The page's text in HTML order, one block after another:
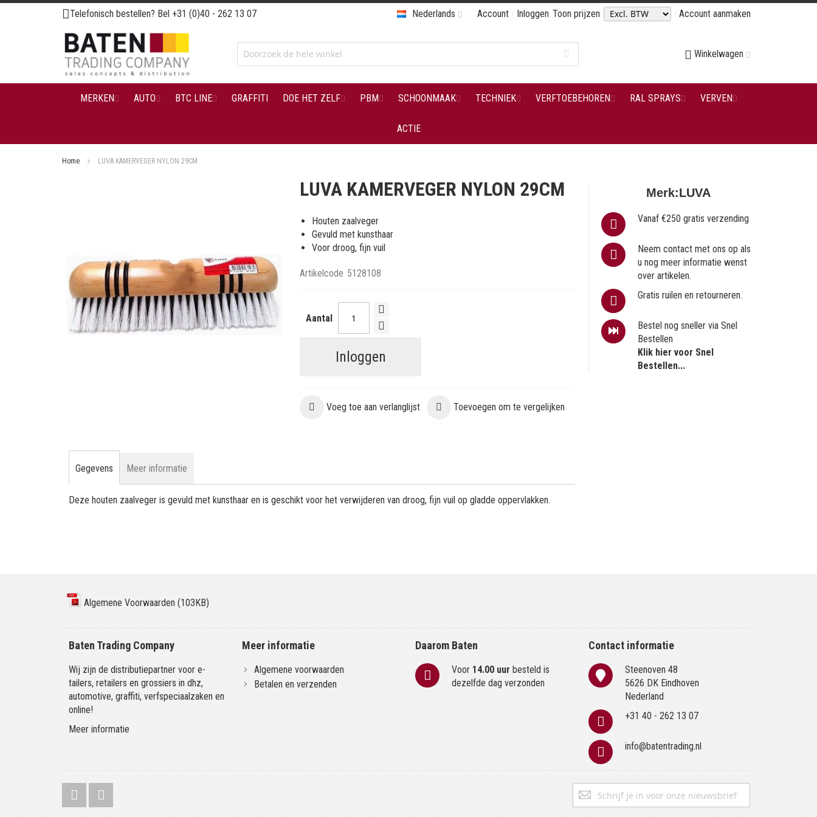
Ga
naar
de
inhoud
Telefonisch bestellen? Bel +31 (0)40 - 262 13 07 Account Inloggen Toon prijzen Account aanmaken
Nederlands
Winkelwagen
MERKEN AUTO BTC LINE GRAFFITI DOE HET ZELF PBM SCHOONMAAK TECHNIEK VERFTOEBEHOREN RAL SPRAYS VERVEN
ACTIE
Home LUVA KAMERVEGER NYLON 29CM
afbeeldingen-
gallerij
begin
gallerij
LUVA KAMERVEGER NYLON 29CM
Houten zaalveger
Gevuld met kunsthaar
Voor droog, fijn vuil
Artikelcode 5128108
Aantal
Inloggen
Voeg toe aan verlanglijst Toevoegen om te vergelijken
Merk:LUVA
Vanaf €250 gratis verzending
Neem contact met ons op als
u nog meer informatie wenst
over artikelen.
Gratis ruilen en retourneren.
Bestel nog sneller via Snel
Bestellen
Klik hier voor Snel
Bestellen...
Gegevens
Deze houten zaalveger is gevuld met kunsthaar en is geschikt voor het verwijderen van droog, fijn vuil op gladde oppervlakken.
Meer informatie
Algemene Voorwaarden (103KB)
Baten Trading Company
Wij zijn de distributiepartner voor e-
tailers, retailers en grossiers in dhz,
automotive, graffiti, verfspeciaalzaken en
online!
Meer informatie
Meer informatie
Algemene voorwaarden
Betalen en verzenden
Daarom Baten
Voor 14.00 uur besteld is
dezelfde dag verzonden
Contact informatie
Steenoven 48
5626 DK Eindhoven
Nederland
+31 40 - 262 13 07
info@batentrading.nl
Abonneer